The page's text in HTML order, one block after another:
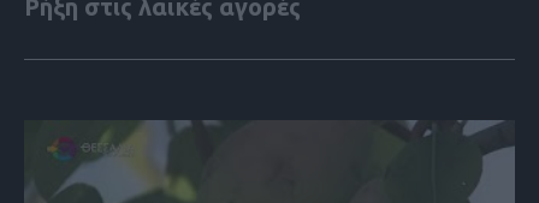
Ρήξη στις λαϊκές αγορές